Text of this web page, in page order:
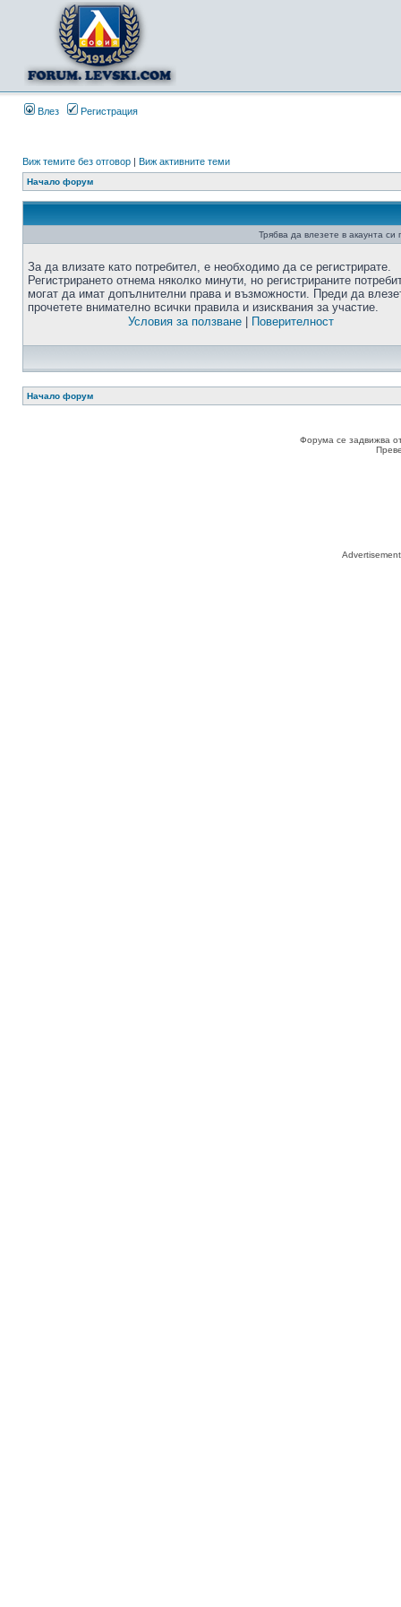
Влез Регистрация
Виж темите без отговор | Виж активните теми
Начало форум
Трябва да влезете в акаунта
За да влизате като потребител, е необходимо да се регистрирате.
Регистрирането отнема няколко минути, но регистрираните
могат да имат допълнителни права и възможности. Преди да
прочетете внимателно всички правила и изисквания за участие.
Условия за ползване| Поверителност
Начало форум
Форума се задвижва